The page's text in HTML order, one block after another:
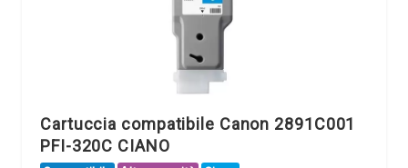
Cartuccia compatibile Canon 2891C001
PFI-320C CIANO